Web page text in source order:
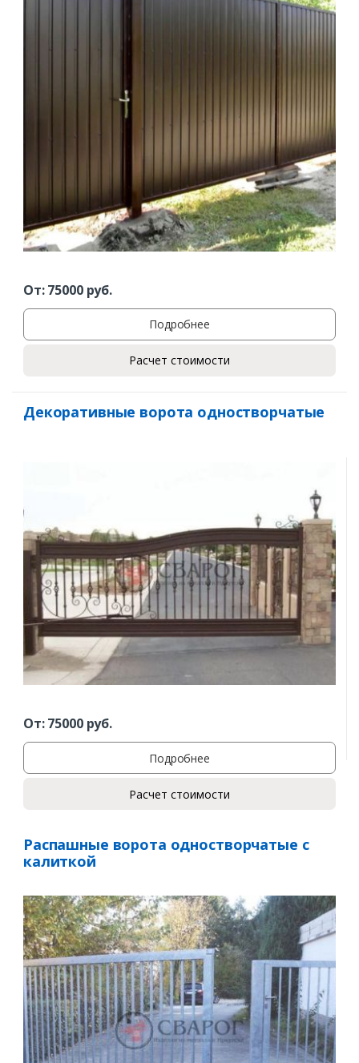
Заказать
Ваше имя*
Комментарий к заказу
От:75000руб.
Подробнее
Расчет стоимости
Декоративные ворота одностворчатые
От:75000руб.
Подробнее
Расчет стоимости
Распашные ворота одностворчатые с
калиткой